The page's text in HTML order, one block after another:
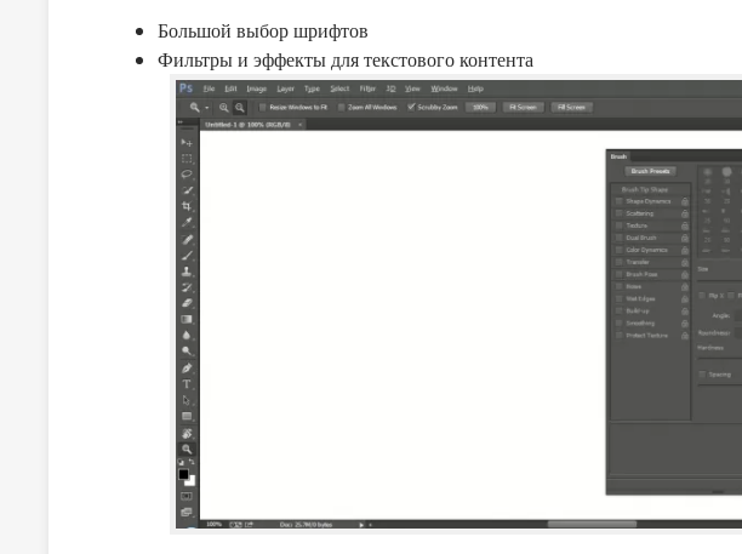
Большой выбор шрифтов
Фильтры и эффекты для текстового контента